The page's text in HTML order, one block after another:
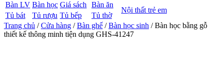
Bàn LV Bàn học Giá sách Bàn ăn
Nội thất trẻ em
Tủ bát Tủ rượu Tủ bếp
Tủ thờ
Trang chủ /Cửa hàng /Bàn ghế /Bàn học sinh / Bàn học bằng gỗ
thiết kế thông minh tiện dụng GHS-41247